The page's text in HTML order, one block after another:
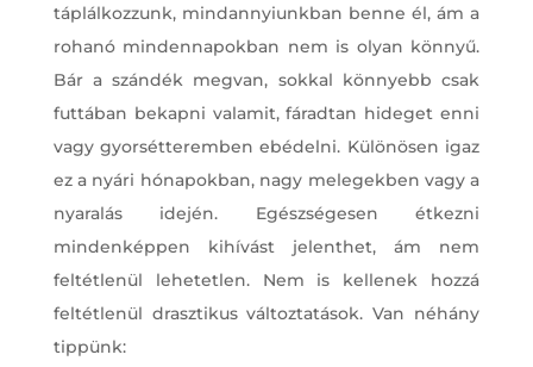
táplálkozzunk, mindannyiunkban benne él, ám a
rohanó mindennapokban nem is olyan könnyű.
Bár a szándék megvan, sokkal könnyebb csak
futtában bekapni valamit, fáradtan hideget enni
vagy gyorsétteremben ebédelni. Különösen igaz
ez a nyári hónapokban, nagy melegekben vagy a
nyaralás idején. Egészségesen étkezni
mindenképpen kihívást jelenthet, ám nem
feltétlenül lehetetlen. Nem is kellenek hozzá
feltétlenül drasztikus változtatások. Van néhány
tippünk: